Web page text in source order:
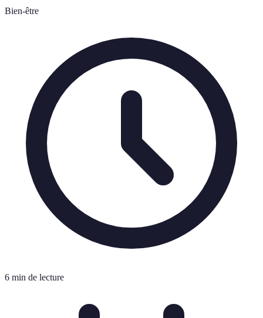
Bien-être
6 min de lecture